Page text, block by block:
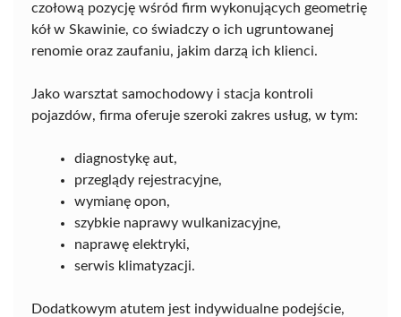
czołową pozycję wśród firm wykonujących geometrię
kół w Skawinie, co świadczy o ich ugruntowanej
renomie oraz zaufaniu, jakim darzą ich klienci.
Jako warsztat samochodowy i stacja kontroli
pojazdów, firma oferuje szeroki zakres usług, w tym:
diagnostykę aut,
przeglądy rejestracyjne,
wymianę opon,
szybkie naprawy wulkanizacyjne,
naprawę elektryki,
serwis klimatyzacji.
Dodatkowym atutem jest indywidualne podejście,